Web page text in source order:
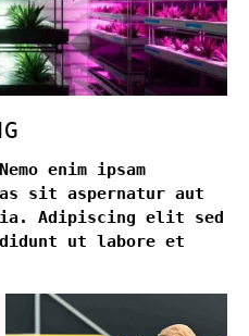
enim ipsam
sit aspernatur aut
Adipiscing elit sed
ut labore et